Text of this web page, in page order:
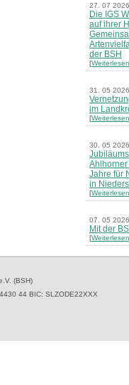
27. 07 2026
Die IGS
auf ihrer
der BSH
[
31. 05 2026
im
[
30. 05 2026
Jahre für
in
[
07. 05 2026
Mit der
[
[
(BSH)
44 BIC: SLZODE22XXX